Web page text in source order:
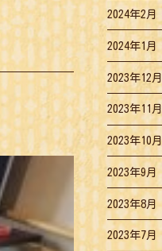
2024年2月
2024年1月
2023年12月
2023年11月
2023年10月
2023年9月
2023年8月
2023年7月